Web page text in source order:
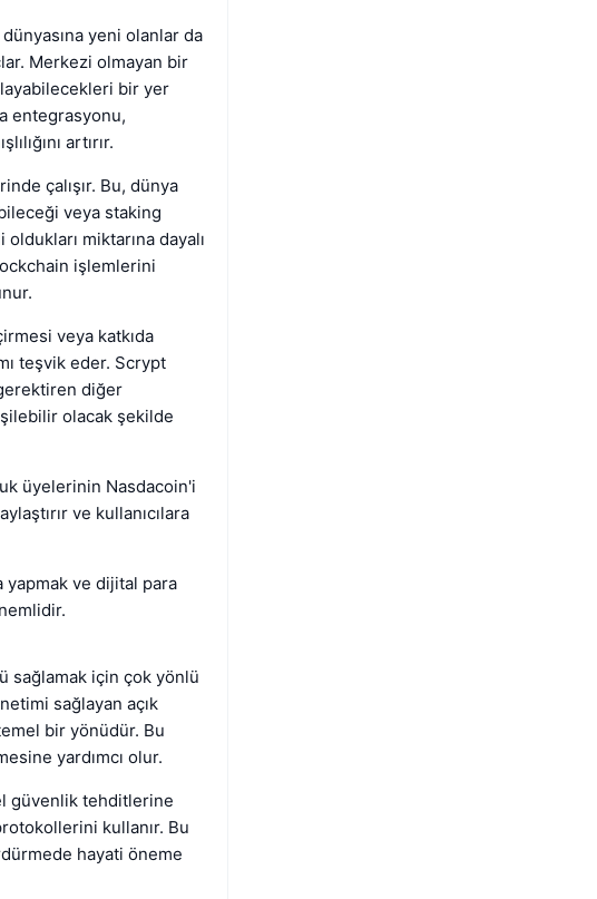
yeni olanlar da
Merkezi olmayan bir
bir yer
entegrasyonu,
artırır.
çalışır. Bu, dünya
veya staking
miktarına dayalı
işlemlerini
veya katkıda
teşvik eder. Scrypt
diğer
olacak şekilde
üyelerinin Nasdacoin'i
ve kullanıcılara
yapmak ve dijital para
sağlamak için çok yönlü
sağlayan açık
bir yönüdür. Bu
yardımcı olur.
güvenlik tehditlerine
kullanır. Bu
hayati öneme